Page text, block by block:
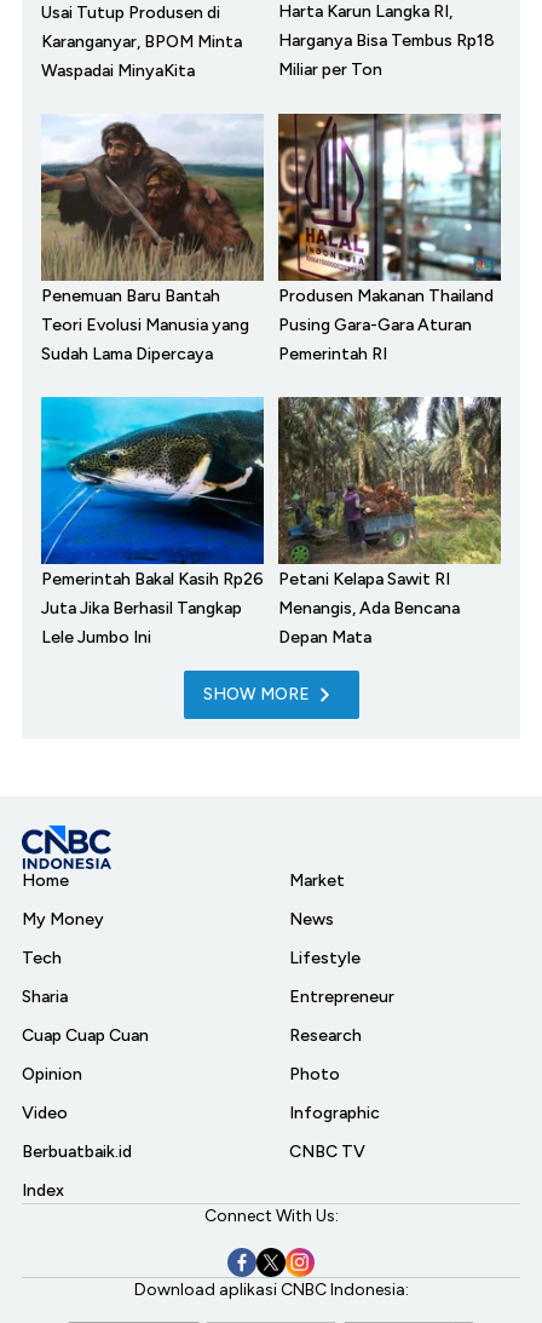
Usai Tutup Produsen di
Karanganyar, BPOM Minta
Waspadai MinyaKita
Harta Karun Langka RI,
Harganya Bisa Tembus Rp18
Miliar per Ton
Penemuan Baru Bantah
Teori Evolusi Manusia yang
Sudah Lama Dipercaya
Produsen Makanan Thailand
Pusing Gara-Gara Aturan
Pemerintah RI
Pemerintah Bakal Kasih Rp26
Juta Jika Berhasil Tangkap
Lele Jumbo Ini
Petani Kelapa Sawit RI
Menangis, Ada Bencana
Depan Mata
SHOW MORE
Home
My Money
Tech
Sharia
Cuap Cuap Cuan
Opinion
Video
Berbuatbaik.id
Index
Market
News
Lifestyle
Entrepreneur
Research
Photo
Infographic
CNBC TV
Connect With Us:
Download aplikasi CNBC Indonesia: